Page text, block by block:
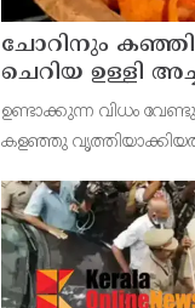
ചോറിനും
ചെറിയ ഉള്ളി
ഉണ്ടാക്കുന്ന വിധം
കളഞ്ഞു